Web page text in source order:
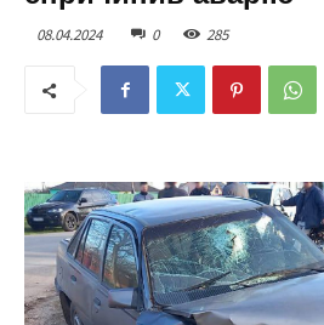
08.04.2024 0 285